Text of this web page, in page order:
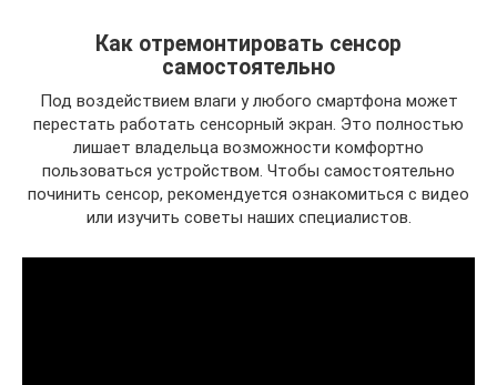
Как отремонтировать сенсор
самостоятельно
Под воздействием влаги у любого смартфона может
перестать работать сенсорный экран. Это полностью
лишает владельца возможности комфортно
пользоваться устройством. Чтобы самостоятельно
починить сенсор, рекомендуется ознакомиться с видео
или изучить советы наших специалистов.